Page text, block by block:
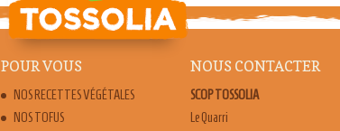
POUR VOUS
NOS RECETTES VÉGÉTALES
NOS TOFUS
NOUS CONTACTER
SCOP TOSSOLIA
Le Quarri